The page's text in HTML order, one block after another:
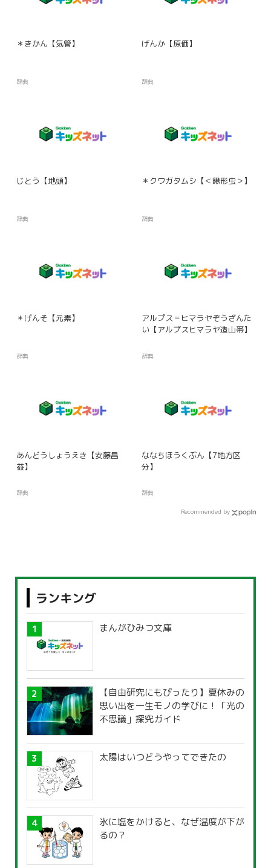
＊きかん【気管】
辞典
げんか【原価】
辞典
じとう【地頭】
辞典
＊クワガタムシ【＜鍬形虫＞】
辞典
＊げんそ【元素】
辞典
アルプス＝ヒマラヤぞうざんた
い【アルプスヒマラヤ造山帯】
辞典
あんどうしょうえき【安藤昌
益】
辞典
ななちほうくぶん【7地方区
分】
辞典
Recommended by
ランキング
まんがひみつ文庫
【自由研究にもぴったり】夏休みの
思い出を一生モノの学びに！「光の
不思議」探究ガイド
太陽はいつどうやってできたの
氷に塩をかけると、なぜ温度が下が
るの？